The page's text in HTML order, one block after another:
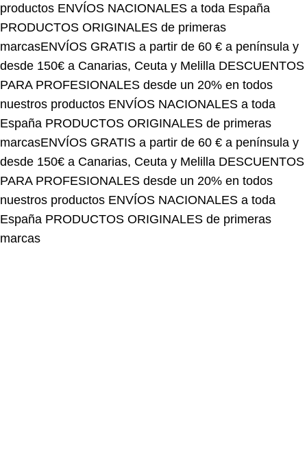
PRODUCTOS ORIGINALES de primeras
marcasENVÍOS GRATIS a partir de 60 € a península y
desde 150€ a Canarias, Ceuta y Melilla DESCUENTOS
PARA PROFESIONALES desde un 20% en todos
nuestros productosENVÍOS NACIONALES a toda
EspañaPRODUCTOS ORIGINALES de primeras
marcasENVÍOS GRATIS a partir de 60 € a península y
desde 150€ a Canarias, Ceuta y Melilla DESCUENTOS
PARA PROFESIONALES desde un 20% en todos
nuestros productosENVÍOS NACIONALES a toda
EspañaPRODUCTOS ORIGINALES de primeras
marcas